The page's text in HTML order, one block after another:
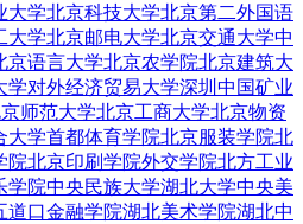
大学北京科技大学北京第二外国语
大学北京邮电大学北京交通大学中
京语言大学北京农学院北京建筑大
学对外经济贸易大学深圳 中国矿业
师范大学北京工商大学北京物资
大学首都体育学院北京服装学院北
院北京印刷学院外交学院北方工业
学院中央民族大学湖北大学中央美
道口金融学院湖北美术学院湖北中